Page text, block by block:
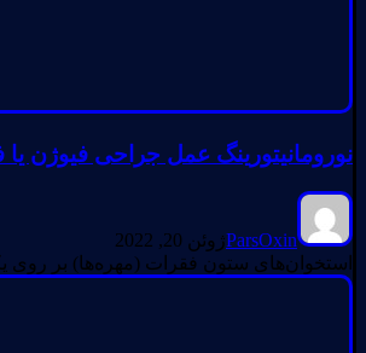
نورومانیتورینگ عمل جراحی فیوژن
ParsOxinژوئن 20, 2022
استخوان‌های ستون فقرات (مهره‌ها) بر روی